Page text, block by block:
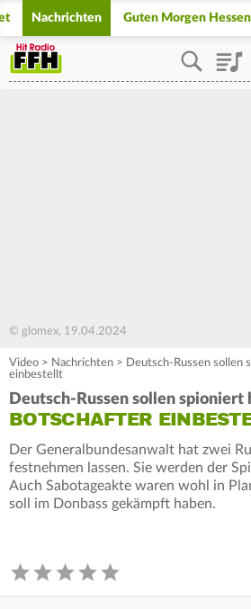
Nachrichten Guten Morgen Hessen
© glomex, 19.04.2024
Video > Nachrichten > Deutsch-Russen sollen
einbestellt
Deutsch-Russen sollen spioniert
BOTSCHAFTER
Der Generalbundesanwalt hat zwei
festnehmen lassen. Sie werden der
Auch Sabotageakte waren wohl in
soll im Donbass gekämpft haben.